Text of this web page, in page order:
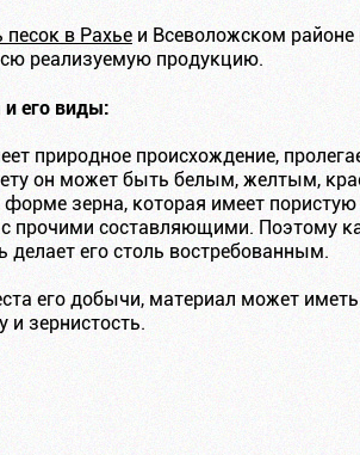
песок в Рахье и Всеволожском
реализуемую продукцию.
и его виды:
природное происхождение,
он может быть белым, желтым,
зерна, которая имеет
прочими составляющими. Поэтому
делает его столь востребованным.
его добычи, материал может
и зернистость.